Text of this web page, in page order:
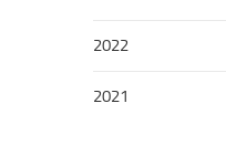
2022
2021